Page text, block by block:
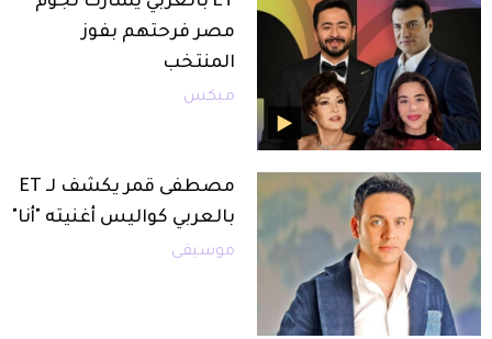
مصر فرحتهم بفوز
المنتخب
ميكس
مصطفى قمر يكشف لـ ET
بالعربي كواليس أغنيته "أنا"
موسيقى